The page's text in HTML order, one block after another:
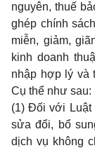
nguyên, thuế
ghép chính
miễn, giảm,
kinh doanh
nhập hợp lý và
Cụ thể như sau:
(1) Đối với Luật
sửa đổi, bổ
dịch vụ không